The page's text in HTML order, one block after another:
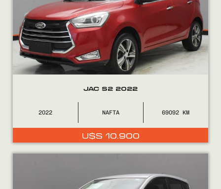
JAC S2 2022
2022 NAFTA 69092
U$S 10.900